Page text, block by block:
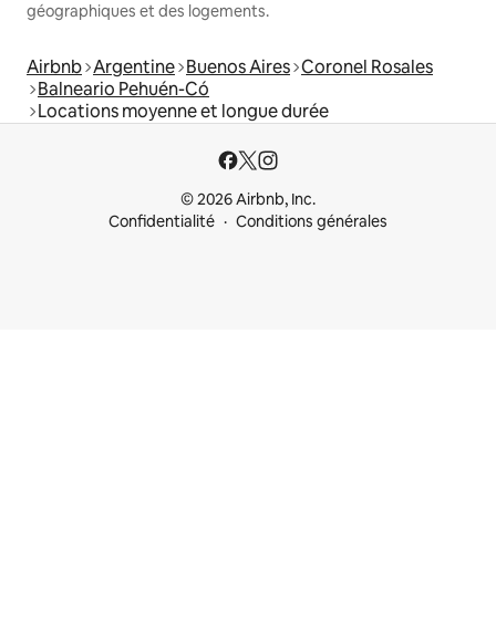
géographiques et des logements.
Airbnb Argentine Buenos Aires Coronel Rosales
Balneario Pehuén-Có
Locations moyenne et longue durée
© 2026 Airbnb, Inc.
Confidentialité
Conditions générales